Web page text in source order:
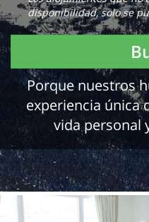
disponibilidad, solo se
Porque nuestros
experiencia única
vida personal